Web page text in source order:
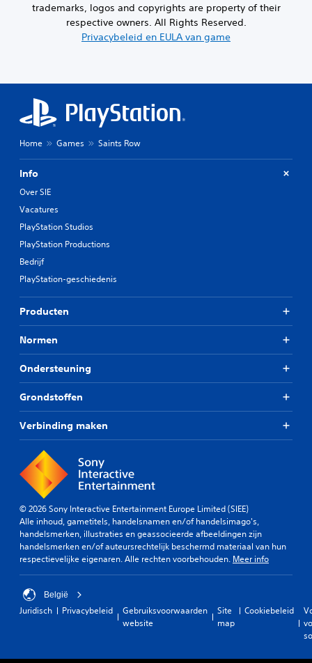
trademarks, logos and copyrights are property of their
respective owners. All Rights Reserved.
Privacybeleid en EULA van game
Home Games Saints Row
Info
Over SIE
Vacatures
PlayStation Studios
PlayStation Productions
Bedrijf
PlayStation-geschiedenis
Producten
Normen
Ondersteuning
Grondstoffen
Verbinding maken
© 2026 Sony Interactive Entertainment Europe Limited (SIEE)
Alle inhoud, gametitels, handelsnamen en/of handelsimago's,
handelsmerken, illustraties en geassocieerde afbeeldingen zijn
handelsmerken en/of auteursrechtelijk beschermd materiaal van hun
respectievelijke eigenaren. Alle rechten voorbehouden. Meer info
België
Juridisch Privacybeleid
Gebruiksvoorwaarden
website
Site
map
Cookiebeleid